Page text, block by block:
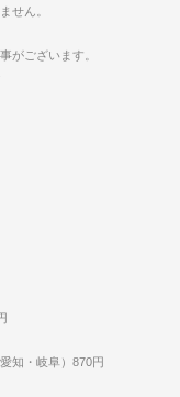
せん。
がございます。
知・岐阜）870円